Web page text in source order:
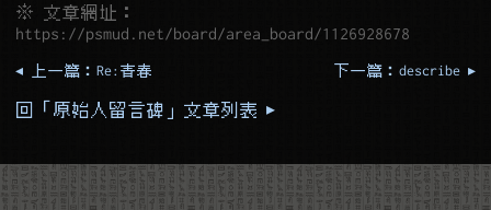
※ 文章網址：
https://psmud.net/board/area_board/1126928678
◂ 上一篇：Re:青春 下一篇：describe ▸
回「原始人留言碑」文章列表 ▸